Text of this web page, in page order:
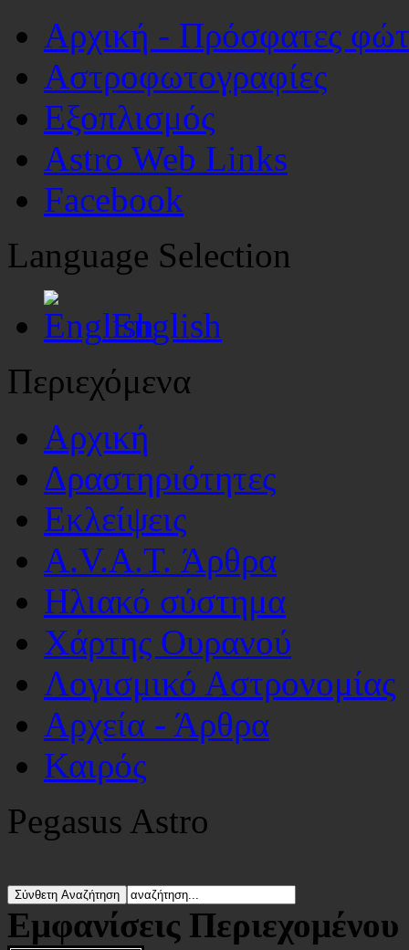
Αρχική - Πρόσφατες
Αστροφωτογραφίες
Εξοπλισμός
Astro Web Links
Facebook
Language Selection
English
Περιεχόμενα
Αρχική
Δραστηριότητες
Εκλείψεις
A.V.A.T. Άρθρα
Ηλιακό σύστημα
Χάρτης Ουρανού
Λογισμικό Αστρoνομίας
Αρχεία - Άρθρα
Καιρός
Pegasus Astro
Εμφανίσεις Περιεχομένου